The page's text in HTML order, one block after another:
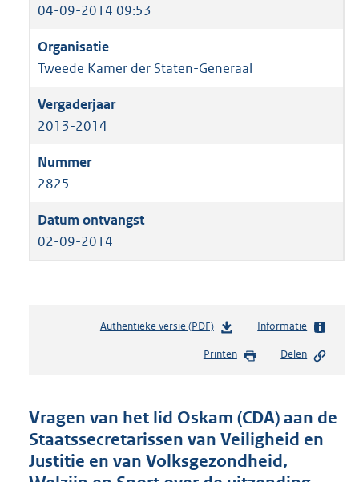
04-09-2014 09:53
Tweede Kamer der Staten-Generaal
2013-2014
2825
02-09-2014
Authentieke versie (PDF)b
s
d
s
g
r
Informatie
Printen Delen
Vragen van het lid Oskam (CDA) aan de
Staatssecretarissen van Veiligheid en
Justitie en van Volksgezondheid,